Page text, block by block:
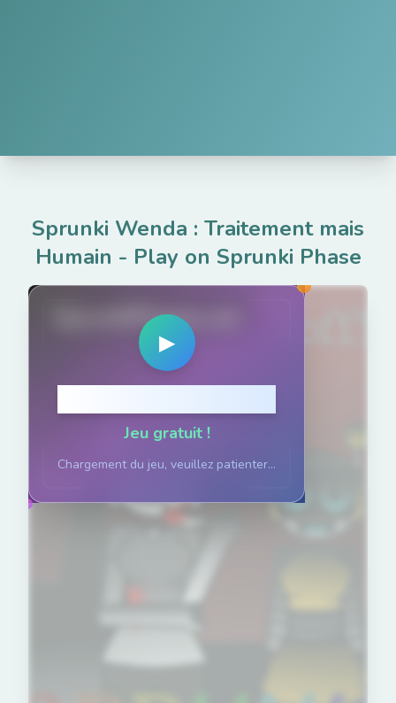
Sprunki Wenda : Traitement mais
Humain - Play on Sprunki Phase
SprunkiPhases.net
▶
Jeu gratuit !
Chargement du jeu, veuillez patienter...